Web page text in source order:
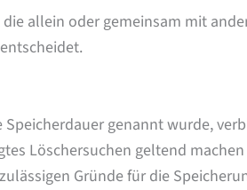
allein oder gemeinsam mit
genannt wurde,
Löschersuchen geltend
Gründe für die